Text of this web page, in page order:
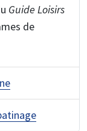
Guide Loisirs
de